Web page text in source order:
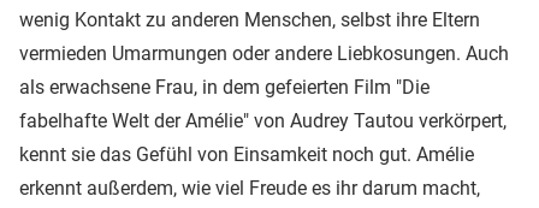
wenig Kontakt zu anderen Menschen, selbst ihre Eltern
vermieden Umarmungen oder andere Liebkosungen. Auch
als erwachsene Frau, in dem gefeierten Film "Die
fabelhafte Welt der Amélie" von Audrey Tautou verkörpert,
kennt sie das Gefühl von Einsamkeit noch gut. Amélie
erkennt außerdem, wie viel Freude es ihr darum macht,